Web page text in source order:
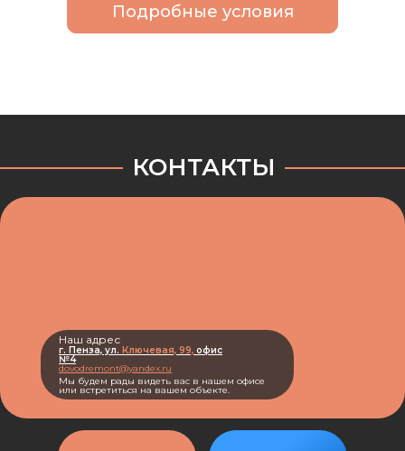
Подробные условия
КОНТАКТЫ
Мы будем рады видеть вас в нашем офисе
или встретиться на вашем объекте.
Наш адрес
dovodremont@yandex.ru
г. Пенза, ул. Ключевая, 99, офис
№4